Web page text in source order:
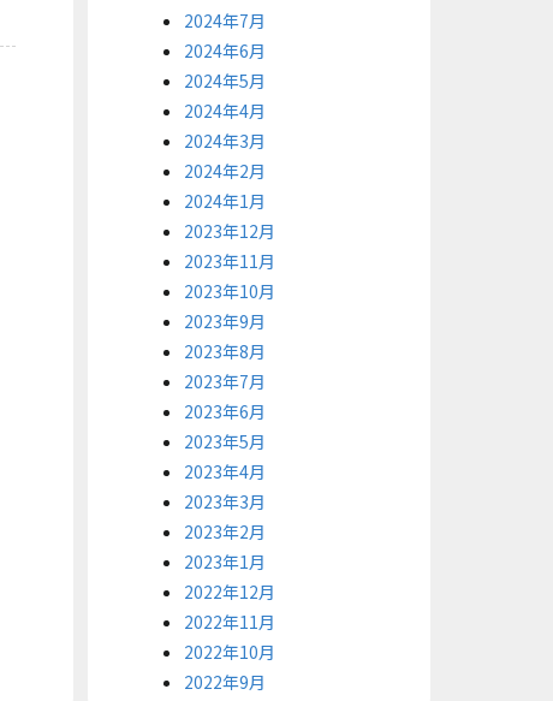
2024年7月
2024年6月
2024年5月
2024年4月
2024年3月
2024年2月
2024年1月
2023年12月
2023年11月
2023年10月
2023年9月
2023年8月
2023年7月
2023年6月
2023年5月
2023年4月
2023年3月
2023年2月
2023年1月
2022年12月
2022年11月
2022年10月
2022年9月